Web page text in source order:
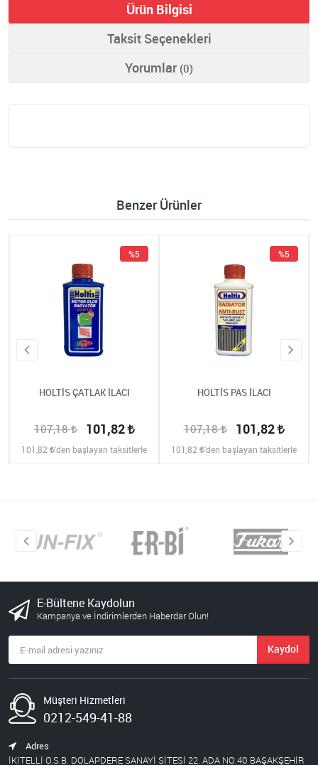
Ürün Bilgisi
Taksit Seçenekleri
Yorumlar (0)
Benzer Ürünler
HOLTİS ÇATLAK İLACI
107,18 101,82
%5
101,82 'den başlayan taksitlerle
HOLTİS PAS İLACI
107,18 101,82
%5
101,82 'den başlayan taksitlerle
E-Bültene Kaydolun
Kampanya ve İndirimlerden Haberdar Olun!
Kaydol
Müşteri Hizmetleri
0212-549-41-88
Adres
İKİTELLİ O.S.B. DOLAPDERE SANAYİ SİTESİ 22. ADA NO:40 BAŞAKŞEHİR